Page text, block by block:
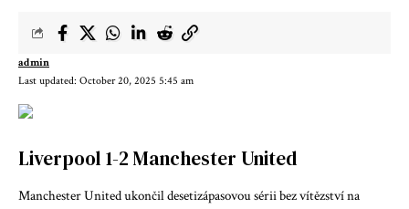
Last updated: October 20, 2025 5:45 am
admin
Liverpool 1-2 Manchester United
Manchester United ukončil desetizápasovou sérii bez vítězství na